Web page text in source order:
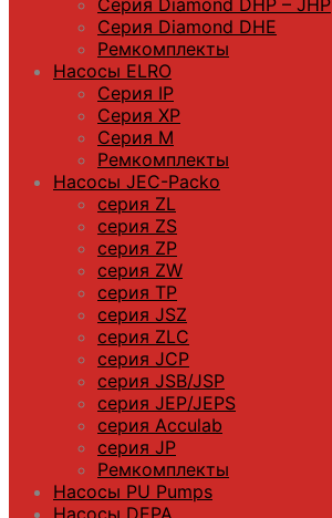
Серия Diamond DHE
Ремкомплекты
Насосы ELRO
Серия IP
Серия XP
Серия M
Ремкомплекты
Насосы JEC-Packo
серия ZL
серия ZS
серия ZP
серия ZW
серия TP
серия JSZ
серия ZLC
серия JCP
серия JSB/JSP
серия JEP/JEPS
серия Acculab
серия JP
Ремкомплекты
Насосы PU Pumps
Насосы DEPA